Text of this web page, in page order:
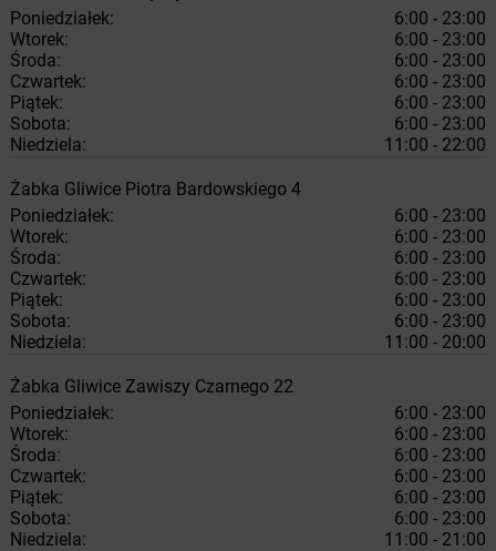
Poniedziałek:
6:00 - 23:00
Wtorek:
6:00 - 23:00
Środa:
6:00 - 23:00
Czwartek:
6:00 - 23:00
Piątek:
6:00 - 23:00
Sobota:
6:00 - 23:00
Niedziela:
11:00 - 22:00
Żabka Gliwice Piotra Bardowskiego 4
Poniedziałek:
6:00 - 23:00
Wtorek:
6:00 - 23:00
Środa:
6:00 - 23:00
Czwartek:
6:00 - 23:00
Piątek:
6:00 - 23:00
Sobota:
6:00 - 23:00
Niedziela:
11:00 - 20:00
Żabka Gliwice Zawiszy Czarnego 22
Poniedziałek:
6:00 - 23:00
Wtorek:
6:00 - 23:00
Środa:
6:00 - 23:00
Czwartek:
6:00 - 23:00
Piątek:
6:00 - 23:00
Sobota:
6:00 - 23:00
Niedziela:
11:00 - 21:00